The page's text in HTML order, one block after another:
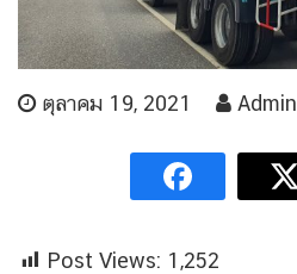
ตุลาคม 19, 2021 Admin
Post Views: 1,252